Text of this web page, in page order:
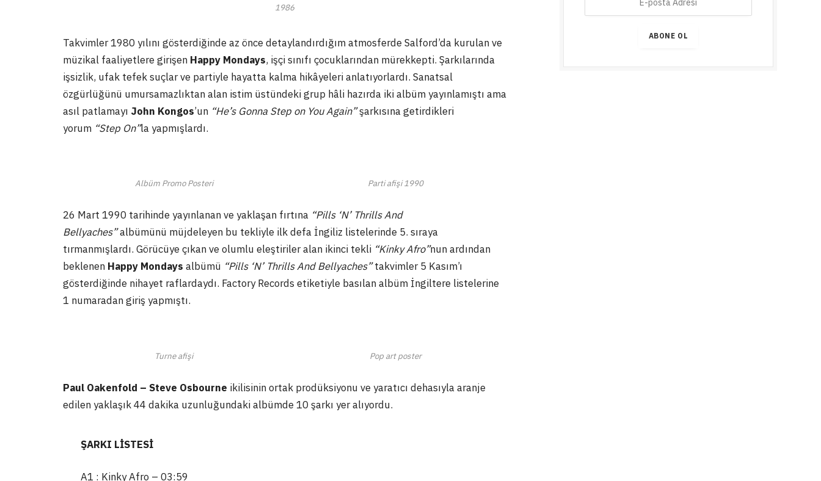
1986
Takvimler 1980 yılını gösterdiğinde az önce detaylandırdığım atmosferde Salford’da kurulan ve
müzikal faaliyetlere girişen Happy Mondays, işçi sınıfı çocuklarından mürekkepti. Şarkılarında
işsizlik, ufak tefek suçlar ve partiyle hayatta kalma hikâyeleri anlatıyorlardı. Sanatsal
özgürlüğünü umursamazlıktan alan istim üstündeki grup hâli hazırda iki albüm yayınlamıştı ama
asıl patlamayı John Kongos’un “He’s Gonna Step on You Again”şarkısına getirdikleri
yorum “Step On”la yapmışlardı.
Albüm Promo Posteri Parti afişi 1990
26 Mart 1990 tarihinde yayınlanan ve yaklaşan fırtına “Pills ‘N’ Thrills And
Bellyaches”albümünü müjdeleyen bu tekliyle ilk defa İngiliz listelerinde 5. sıraya
tırmanmışlardı. Görücüye çıkan ve olumlu eleştiriler alan ikinci tekli “Kinky Afro”nun ardından
beklenen Happy Mondays albümü “Pills ‘N’ Thrills And Bellyaches”takvimler 5 Kasım’ı
gösterdiğinde nihayet raflardaydı. Factory Records etiketiyle basılan albüm İngiltere listelerine
1 numaradan giriş yapmıştı.
Turne afişi Pop art poster
Paul Oakenfold – Steve Osbourne ikilisinin ortak prodüksiyonu ve yaratıcı dehasıyla aranje
edilen yaklaşık 44 dakika uzunluğundaki albümde 10 şarkı yer alıyordu.
ŞARKI LİSTESİ
A1 : Kinky Afro – 03:59
ABONE OL